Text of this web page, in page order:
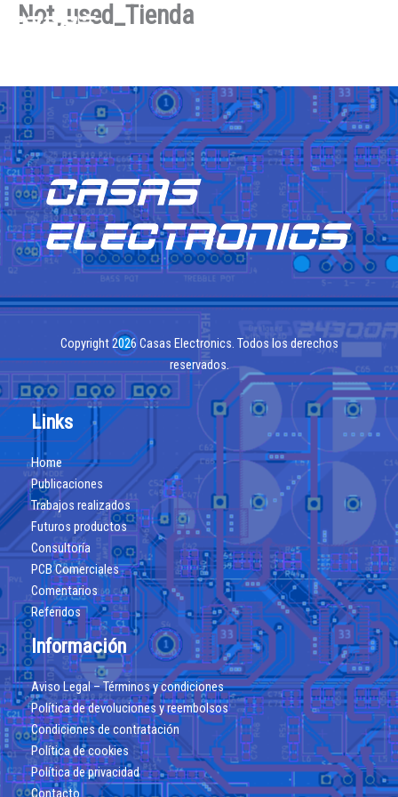
Not_used_Tienda
Copyright 2026 Casas Electronics. Todos los derechos
reservados.
Links
Home
Publicaciones
Trabajos realizados
Futuros productos
Consultoría
PCB Comerciales
Comentarios
Referidos
Información
Aviso Legal – Términos y condiciones
Política de devoluciones y reembolsos
Condiciones de contratación
Política de cookies
Política de privacidad
Contacto